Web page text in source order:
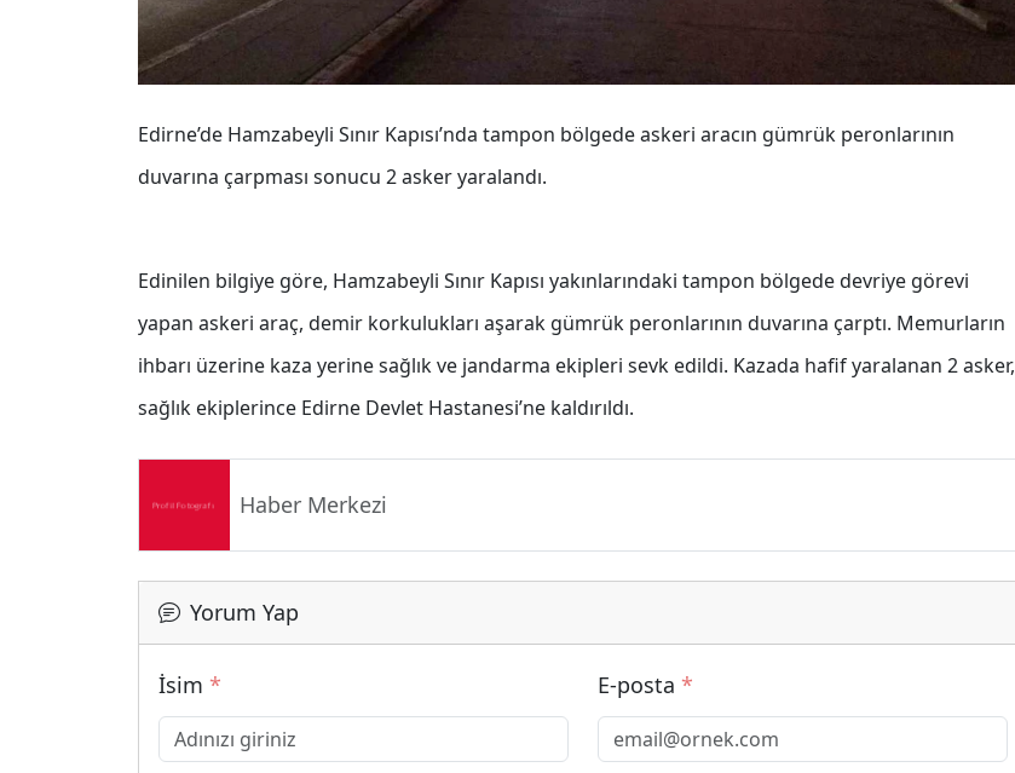
Edirne’de Hamzabeyli Sınır Kapısı’nda tampon bölgede askeri aracın gümrük peronlarının
duvarına çarpması sonucu 2 asker yaralandı.
Edinilen bilgiye göre, Hamzabeyli Sınır Kapısı yakınlarındaki tampon bölgede devriye görevi
yapan askeri araç, demir korkulukları aşarak gümrük peronlarının duvarına çarptı. Memurların
ihbarı üzerine kaza yerine sağlık ve jandarma ekipleri sevk edildi. Kazada hafif yaralanan 2 asker,
sağlık ekiplerince Edirne Devlet Hastanesi’ne kaldırıldı.
Haber Merkezi
Yorum Yap
İsim * E-posta *